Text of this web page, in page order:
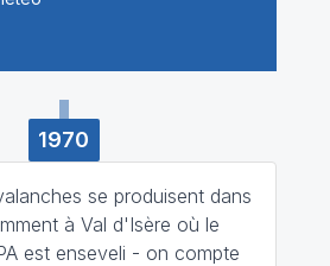
1970
se produisent dans
à Val d'Isère où le
est enseveli - on compte